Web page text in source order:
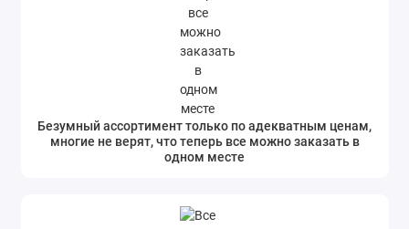
Безумный ассортимент только по адекватным ценам,
многие не верят, что теперь все можно заказать в
одном месте